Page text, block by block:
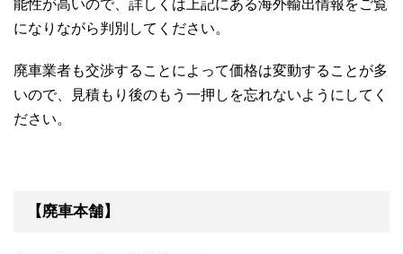
能性が高いので、詳しくは上記にある海外輸出情報をご覧
になりながら判別してください。
廃車業者も交渉することによって価格は変動することが多
いので、見積もり後のもう一押しを忘れないようにしてく
ださい。
【廃車本舗】